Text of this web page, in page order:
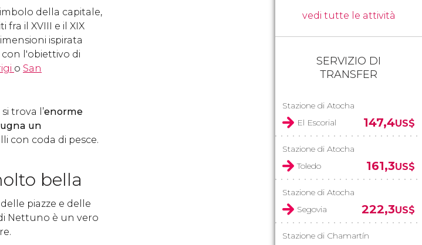
della capitale,
il XVIII e il XIX
ispirata
l'obiettivo di
o San
trova l’enorme
un
con coda di pesce.
bella
piazze e delle
Nettuno è un vero
vedi tutte le attività
SERVIZIO DI
TRANSFER
Stazione di Atocha
El Escorial
147,4US$
Stazione di Atocha
Toledo
161,3US$
Stazione di Atocha
Segovia
222,3US$
Stazione di Chamartín